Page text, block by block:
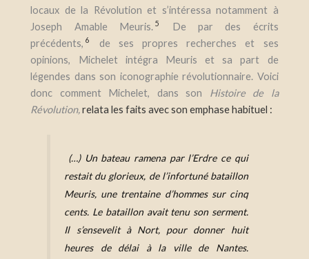
locaux de la Révolution et s’intéressa notamment à
Joseph Amable Meuris. 5 De par des écrits
précédents, 6 de ses propres recherches et ses
opinions, Michelet intégra Meuris et sa part de
légendes dans son iconographie révolutionnaire. Voici
donc comment Michelet, dans son Histoire de la
Révolution,relata les faits avec son emphase habituel :
(…)Un bateau ramena par l’Erdre ce qui
restait du glorieux, de l’infortuné bataillon
Meuris, une trentaine d’hommes sur cinq
cents. Le bataillon avait tenu son serment.
Il s’ensevelit à Nort, pour donner huit
heures de délai à la ville de Nantes.